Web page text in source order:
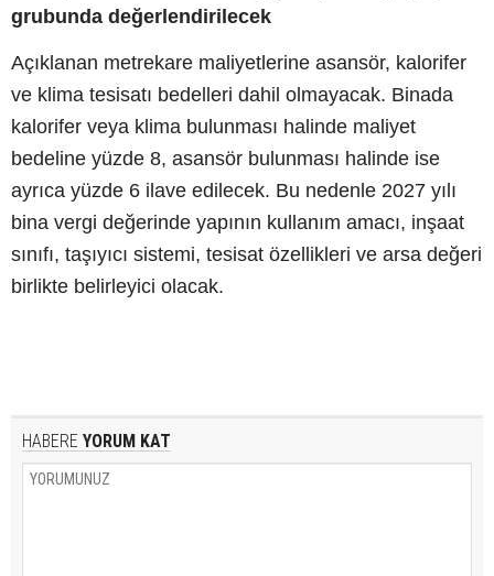
grubunda değerlendirilecek
Açıklanan metrekare maliyetlerine asansör, kalorifer
ve klima tesisatı bedelleri dahil olmayacak. Binada
kalorifer veya klima bulunması halinde maliyet
bedeline yüzde 8, asansör bulunması halinde ise
ayrıca yüzde 6 ilave edilecek. Bu nedenle 2027 yılı
bina vergi değerinde yapının kullanım amacı, inşaat
sınıfı, taşıyıcı sistemi, tesisat özellikleri ve arsa değeri
birlikte belirleyici olacak.
HABERE YORUM KAT